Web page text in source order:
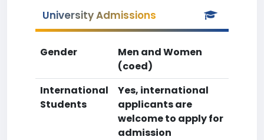
University Admissions
Gender
Men and Women
(coed)
International
Students
Yes, international
applicants are
welcome to apply for
admission